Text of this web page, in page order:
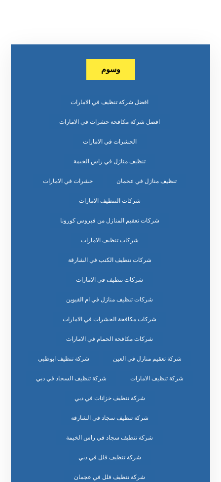
وسوم
افضل شركة تنظيف في الامارات
افضل شركة مكافحة حشرات في الامارات
الحشرات في الامارات
تنظيف منازل في راس الخيمة
تنظيف منازل في عجمان حشرات في الامارات
شركات التنظيف الامارات
شركات تعقيم المنازل من فيروس كورونا
شركات تنظيف الامارات
شركات تنظيف الكنب في الشارقة
شركات تنظيف في الامارات
شركات تنظيف منازل في ام القيوين
شركات مكافحة الحشرات في الامارات
شركات مكافحة الحمام في الامارات
شركة تعقيم منازل في العين شركة تنظيف ابوظبي
شركة تنظيف الامارات شركة تنظيف السجاد في دبي
شركة تنظيف خزانات في دبي
شركة تنظيف سجاد في الشارقة
شركة تنظيف سجاد في راس الخيمة
شركة تنظيف فلل في دبي
شركة تنظيف فلل في عجمان